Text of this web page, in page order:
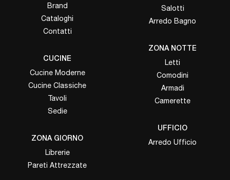
Brand
Cataloghi
Contatti
CUCINE
Cucine Moderne
Cucine Classiche
Tavoli
Sedie
ZONA GIORNO
Librerie
Pareti Attrezzate
Salotti
Arredo Bagno
ZONA NOTTE
Letti
Comodini
Armadi
Camerette
UFFICIO
Arredo Ufficio